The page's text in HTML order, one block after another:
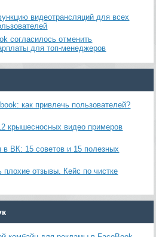
видеотрансляций для всех
согласилось отменить
для топ-менеджеров
как привлечь пользователей?
крышесносных видео примеров
в ВК: 15 советов и 15 полезных
плохие отзывы. Кейс по чистке